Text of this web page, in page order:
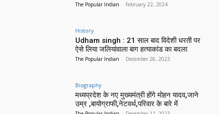
The Popular Indian - February 22, 2024
History
Udham singh : 21 साल बाद विदेशी धरती पर
ऐसे लिया जलियांवाला बाग हत्याकांड का बदला
The Popular Indian - December 26, 2023
Biography
मध्यप्रदेश के नए मुख्यमंत्री होंगे मोहन यादव,जाने
उम्र ,बायोग्राफी,नेटवर्थ,परिवार के बारे में